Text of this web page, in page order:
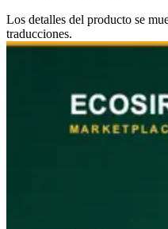
Los detalles del producto se
traducciones.